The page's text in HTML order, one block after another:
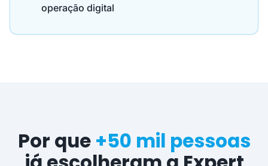
operação digital
Por que +50 mil pessoas